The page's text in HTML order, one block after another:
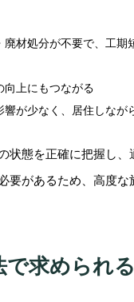
廃材処分が不要で、工期
向上にもつながる
響が少なく、居住しなが
状態を正確に把握し、
要があるため、高度な
で求められ